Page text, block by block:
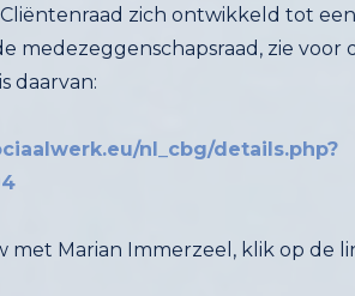
zich ontwikkeld tot een
medezeggenschapsraad, zie voor
daarvan:
nl_cbg/details.php?
met Marian Immerzeel, klik op de